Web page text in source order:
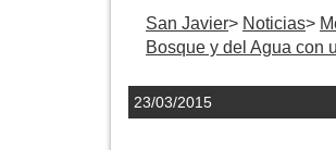
San Javier Noticias
Bosque y del Agua con
23/03/2015